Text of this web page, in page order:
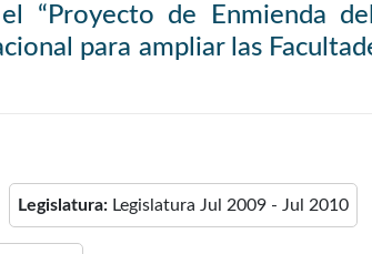
“Proyecto de Enmienda
para ampliar las
Legislatura: Legislatura Jul 2009 - Jul 2010